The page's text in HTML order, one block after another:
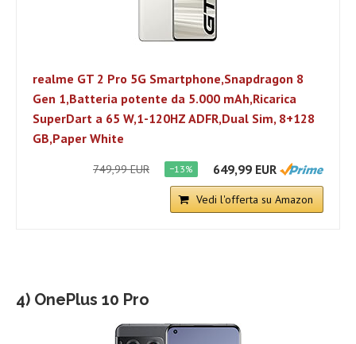
realme GT 2 Pro 5G Smartphone,Snapdragon 8
Gen 1,Batteria potente da 5.000 mAh,Ricarica
SuperDart a 65 W,1-120HZ ADFR,Dual Sim, 8+128
GB,Paper White
749,99 EUR −13% 649,99 EUR
Vedi l'offerta su Amazon
4) OnePlus 10 Pro